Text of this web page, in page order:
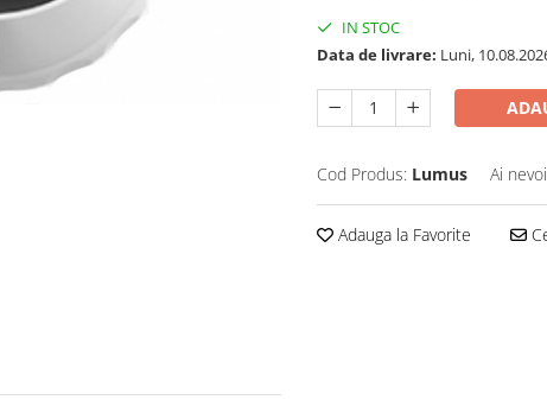
IN STOC
Data de livrare: Luni,
Cod Produs: Lumus Ai
Adauga la Favorite